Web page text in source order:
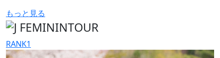
もっと見る
RANK1